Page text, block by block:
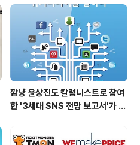
이스를 먹었습
훌쩍 넘은 시
나봅니다. 엄청
깜냥 윤상진도 칼럼니스트로 참여
한 '3세대 SNS 전망 보고서'가 발